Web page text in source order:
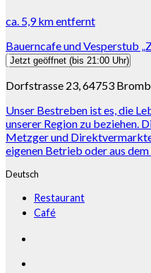
ca. 5,9 kmentfernt
Bauerncafe und Vesperstub
Jetzt geöffnet (bis 21:00 Uhr)
Dorfstrasse 23, 64753
Unser Bestreben ist es, die
unserer Region zu beziehen.
Metzger und
eigenen Betrieb oder aus
Deutsch
Restaurant
Café